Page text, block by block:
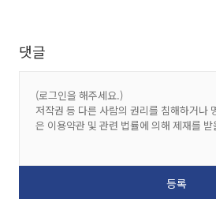
댓글